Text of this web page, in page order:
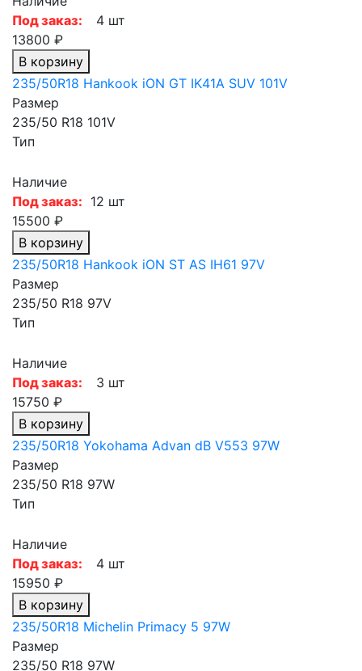
Под заказ:
4 шт
13800 ₽
В корзину
235/50R18 Hankook iON GT IK41A SUV 101V
Размер
235/50 R18 101V
Тип
Наличие
Под заказ: 12 шт
15500 ₽
В корзину
235/50R18 Hankook iON ST AS IH61 97V
Размер
235/50 R18 97V
Тип
Наличие
Под заказ:
3 шт
15750 ₽
В корзину
235/50R18 Yokohama Advan dB V553 97W
Размер
235/50 R18 97W
Тип
Наличие
Под заказ:
4 шт
15950 ₽
В корзину
235/50R18 Michelin Primacy 5 97W
Размер
235/50 R18 97W